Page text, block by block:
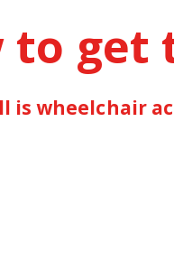
to get
is wheelchair